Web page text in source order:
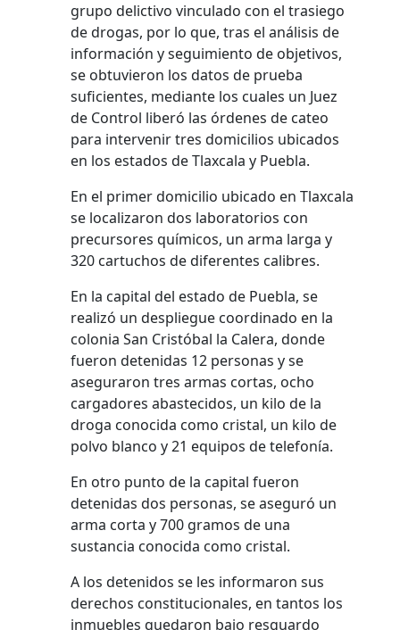
grupo delictivo vinculado con el trasiego
de drogas, por lo que, tras el análisis de
información y seguimiento de objetivos,
se obtuvieron los datos de prueba
suficientes, mediante los cuales un Juez
de Control liberó las órdenes de cateo
para intervenir tres domicilios ubicados
en los estados de Tlaxcala y Puebla.
En el primer domicilio ubicado en Tlaxcala
se localizaron dos laboratorios con
precursores químicos, un arma larga y
320 cartuchos de diferentes calibres.
En la capital del estado de Puebla, se
realizó un despliegue coordinado en la
colonia San Cristóbal la Calera, donde
fueron detenidas 12 personas y se
aseguraron tres armas cortas, ocho
cargadores abastecidos, un kilo de la
droga conocida como cristal, un kilo de
polvo blanco y 21 equipos de telefonía.
En otro punto de la capital fueron
detenidas dos personas, se aseguró un
arma corta y 700 gramos de una
sustancia conocida como cristal.
A los detenidos se les informaron sus
derechos constitucionales, en tantos los
inmuebles quedaron bajo resguardo